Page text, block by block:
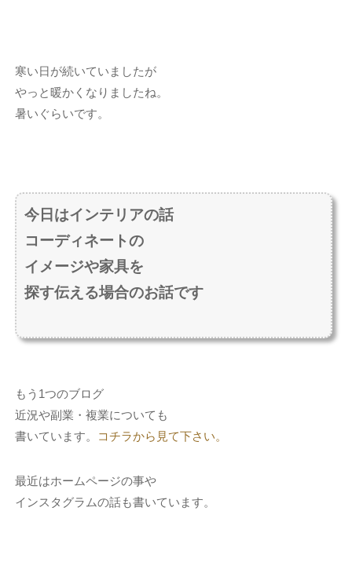
寒い日が続いていましたが
やっと暖かくなりましたね。
暑いぐらいです。
今日はインテリアの話
コーディネートの
イメージや家具を
探す伝える場合のお話です
もう1つのブログ
近況や副業・複業についても
書いています。 コチラから見て下さい。
最近はホームページの事や
インスタグラムの話も書いています。